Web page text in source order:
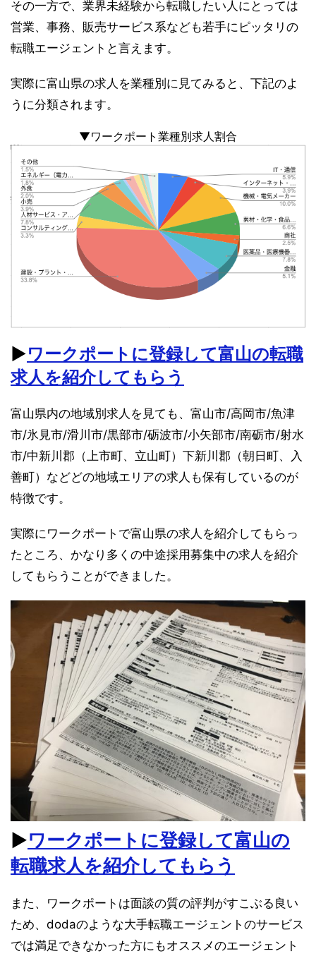
その一方で、業界未経験から転職したい人にとっては
営業、事務、販売サービス系なども若手にピッタリの
転職エージェントと言えます。
実際に富山県の求人を業種別に見てみると、下記のよ
うに分類されます。
▼ワークポート業種別求人割合
▶︎ワークポートに登録して富山の転職
求人を紹介してもらう
富山県内の地域別求人を見ても、富山市/高岡市/魚津
市/氷見市/滑川市/黒部市/砺波市/小矢部市/南砺市/射水
市/中新川郡（上市町、立山町）下新川郡（朝日町、入
善町）などどの地域エリアの求人も保有しているのが
特徴です。
実際にワークポートで富山県の求人を紹介してもらっ
たところ、かなり多くの中途採用募集中の求人を紹介
してもらうことができました。
▶︎ワークポートに登録して富山の
転職求人を紹介してもらう
また、ワークポートは面談の質の評判がすこぶる良い
ため、dodaのような大手転職エージェントのサービス
では満足できなかった方にもオススメのエージェント